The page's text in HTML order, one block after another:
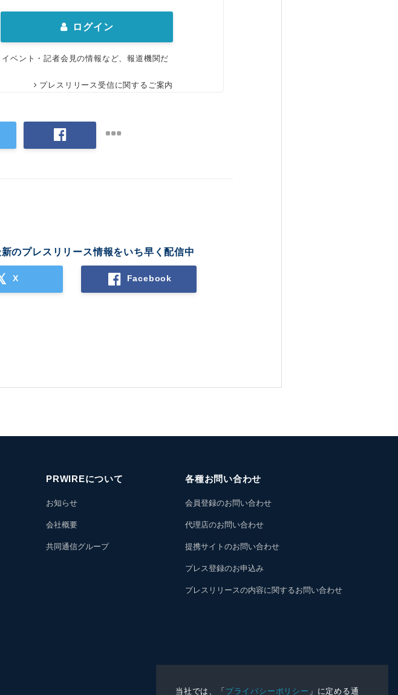
当社では、「 プライバシーポリシー 」に定める通
ログイン
ベント・記者会見の情報など、報道機関だ
プレスリリース受信に関するご案内
のプレスリリース情報をいち早く配信中
X Facebook
PRWIREについて
お知らせ
会社概要
共同通信グループ
各種お問い合わせ
会員登録のお問い合わせ
代理店のお問い合わせ
提携サイトのお問い合わせ
プレス登録のお申込み
プレスリリースの内容に関するお問い合わせ